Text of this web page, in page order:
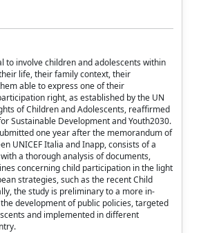
to involve children and adolescents within
life, their family context, their
able to express one of their
right, as established by the UN
of Children and Adolescents, reaffirmed
Sustainable Development and Youth2030.
one year after the memorandum of
UNICEF Italia and Inapp, consists of a
a thorough analysis of documents,
concerning child participation in the light
strategies, such as the recent Child
the study is preliminary to a more in-
development of public policies, targeted
and implemented in different